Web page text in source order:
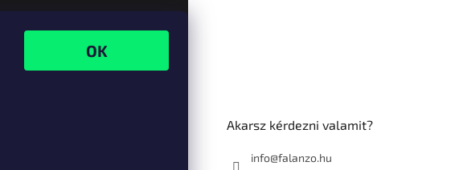
Akarsz kérdezni valamit?
info@falanzo.hu